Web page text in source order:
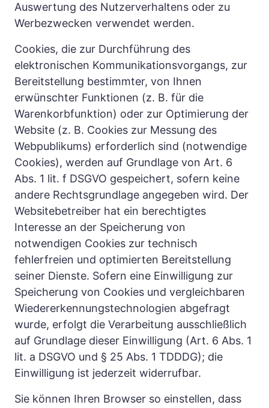
Auswertung des Nutzerverhaltens oder zu
Werbezwecken verwendet werden.
Cookies, die zur Durchführung des
elektronischen Kommunikationsvorgangs, zur
Bereitstellung bestimmter, von Ihnen
erwünschter Funktionen (z. B. für die
Warenkorbfunktion) oder zur Optimierung der
Website (z. B. Cookies zur Messung des
Webpublikums) erforderlich sind (notwendige
Cookies), werden auf Grundlage von Art. 6
Abs. 1 lit. f DSGVO gespeichert, sofern keine
andere Rechtsgrundlage angegeben wird. Der
Websitebetreiber hat ein berechtigtes
Interesse an der Speicherung von
notwendigen Cookies zur technisch
fehlerfreien und optimierten Bereitstellung
seiner Dienste. Sofern eine Einwilligung zur
Speicherung von Cookies und vergleichbaren
Wiedererkennungstechnologien abgefragt
wurde, erfolgt die Verarbeitung ausschließlich
auf Grundlage dieser Einwilligung (Art. 6 Abs. 1
lit. a DSGVO und § 25 Abs. 1 TDDDG); die
Einwilligung ist jederzeit widerrufbar.
Sie können Ihren Browser so einstellen, dass